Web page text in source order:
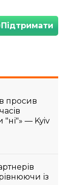
Підтримати
просив
"ні"» — Kyiv
із